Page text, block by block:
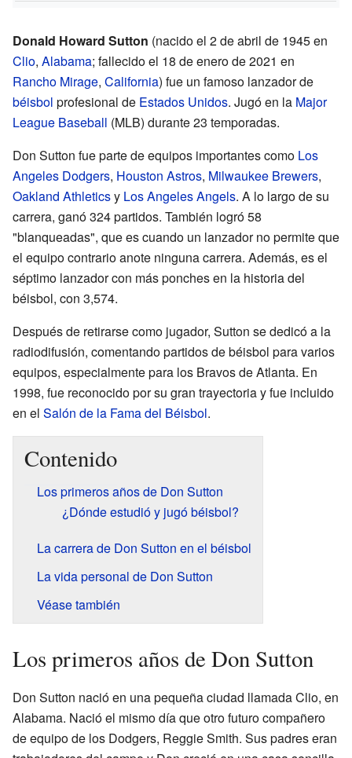
Donald Howard Sutton (nacido el 2 de abril de 1945 en
Clio, Alabama; fallecido el 18 de enero de 2021 en
Rancho Mirage, California) fue un famoso lanzador de
béisbol profesional de Estados Unidos. Jugó en la Major
League Baseball (MLB) durante 23 temporadas.
Don Sutton fue parte de equipos importantes como Los
Angeles Dodgers, Houston Astros, Milwaukee Brewers,
Oakland Athleticsy Los Angeles Angels. A lo largo de su
carrera, ganó 324 partidos. También logró 58
"blanqueadas", que es cuando un lanzador no permite que
el equipo contrario anote ninguna carrera. Además, es el
séptimo lanzador con más ponches en la historia del
béisbol, con 3,574.
Después de retirarse como jugador, Sutton se dedicó a la
radiodifusión, comentando partidos de béisbol para varios
equipos, especialmente para los Bravos de Atlanta. En
1998, fue reconocido por su gran trayectoria y fue incluido
en el Salón de la Fama del Béisbol.
Contenido
Los primeros años de Don Sutton
¿Dónde estudió y jugó béisbol?
La carrera de Don Sutton en el béisbol
La vida personal de Don Sutton
Véase también
Los primeros años de Don Sutton
Don Sutton nació en una pequeña ciudad llamada Clio, en
Alabama. Nació el mismo día que otro futuro compañero
de equipo de los Dodgers, Reggie Smith. Sus padres eran